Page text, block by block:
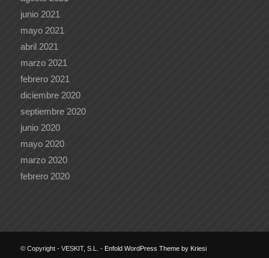
junio 2021
mayo 2021
abril 2021
marzo 2021
febrero 2021
diciembre 2020
septiembre 2020
junio 2020
mayo 2020
marzo 2020
febrero 2020
© Copyright - VESKIT, S.L. - Enfold WordPress Theme by Kriesi